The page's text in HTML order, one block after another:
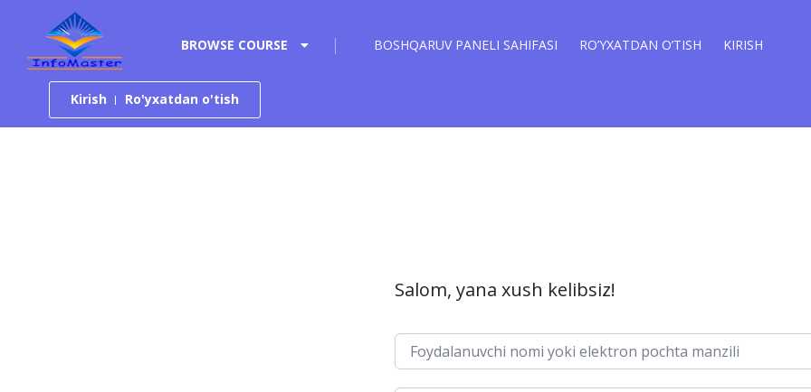
Tarkibga o‘tish
BROWSE COURSE BOSHQARUV PANELI SAHIFASI RO’YXATDAN O’TISH KIRISH
Kirish Ro'yxatdan o'tish
Salom, yana xush kelibsiz!